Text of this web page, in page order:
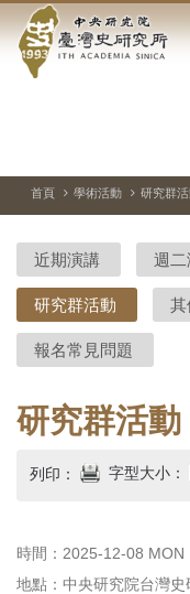
到中
央
院-
臺
灣
史
研
究
首
頁
首頁 學術活動 研究群
近期演講 週
研究群活動 其
報名常見問題
研究群活動
列印： 字型大小：
時間：2025-12-08 MON
地點：中央研究院台灣